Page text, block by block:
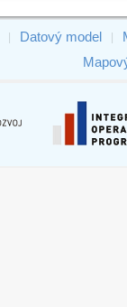
Datový model